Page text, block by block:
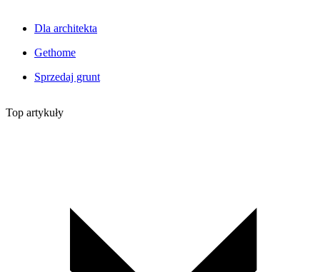
Dla architekta
Gethome
Sprzedaj grunt
Top artykuły